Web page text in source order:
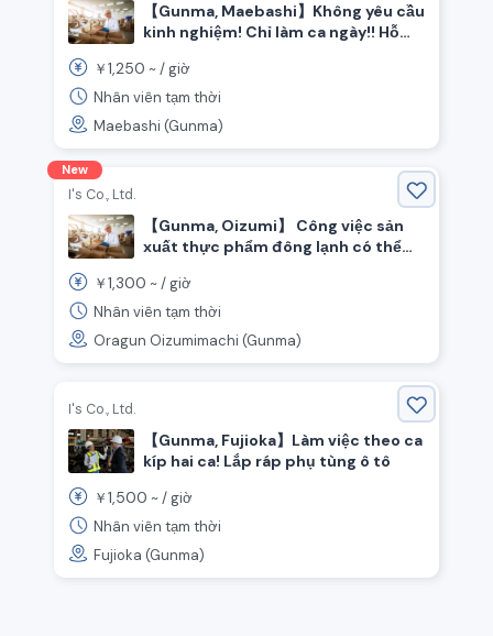
【Gunma, Maebashi】Không yêu cầu
kinh nghiệm! Chỉ làm ca ngày!! Hỗ
sản phẩm mơ
￥1,250 ~ /giờ
Nhân viên tạm thời
Maebashi (Gunma)
New
I's Co., Ltd.
【Gunma, Oizumi】 Công việc sản
xuất thực phẩm đông lạnh có thể
đêm♪
￥1,300 ~ /giờ
Nhân viên tạm thời
Oragun Oizumimachi (Gunma)
I's Co., Ltd.
【Gunma, Fujioka】Làm việc theo ca
kíp hai ca! Lắp ráp phụ tùng ô tô
￥1,500 ~ /giờ
Nhân viên tạm thời
Fujioka (Gunma)